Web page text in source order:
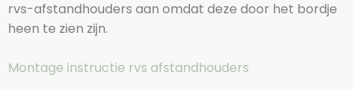
rvs-afstandhouders aan omdat deze door het bordje
heen te zien zijn.
Montage instructie rvs afstandhouders